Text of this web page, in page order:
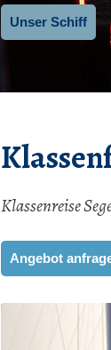
Unser Schiff
Klassenreise
Angebot